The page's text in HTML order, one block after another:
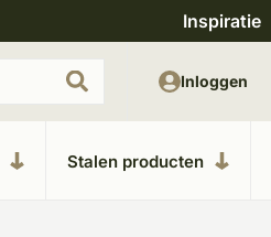
Unieke materialen in kempische
Inspiratie
Stalen producten
Inloggen